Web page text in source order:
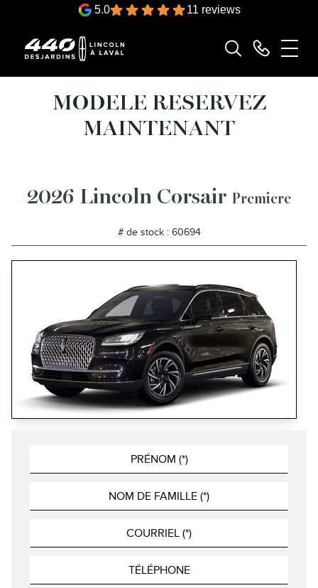
5.0 11 reviews
MODELE RESERVEZ
MAINTENANT
2026 Lincoln Corsair Premiere
# de stock : 60694